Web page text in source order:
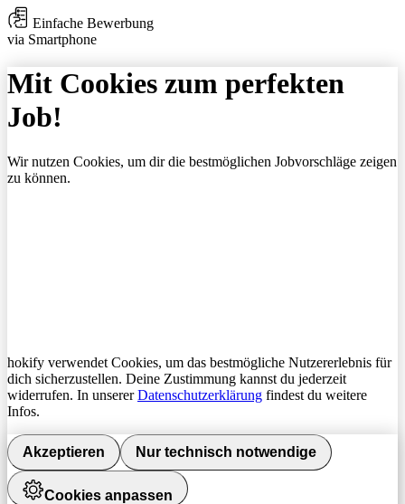
Einfache Bewerbung
via Smartphone
Mit Cookies zum perfekten
Job!
Wir nutzen Cookies, um dir die bestmöglichen Jobvorschläge zeigen
zu können.
hokify verwendet Cookies, um das bestmögliche Nutzererlebnis für
dich sicherzustellen. Deine Zustimmung kannst du jederzeit
widerrufen. In unsererDatenschutzerklärung findest du weitere
Infos.
Akzeptieren Nur technisch notwendige
Cookies anpassen